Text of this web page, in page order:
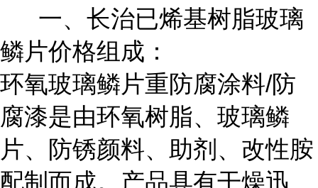
一、长治已烯基树脂玻璃
鳞片价格组成：
环氧玻璃鳞片重防腐涂料/防
腐漆是由环氧树脂、玻璃鳞
片、防锈颜料、助剂、改性胺
配制而成。产品具有干燥迅